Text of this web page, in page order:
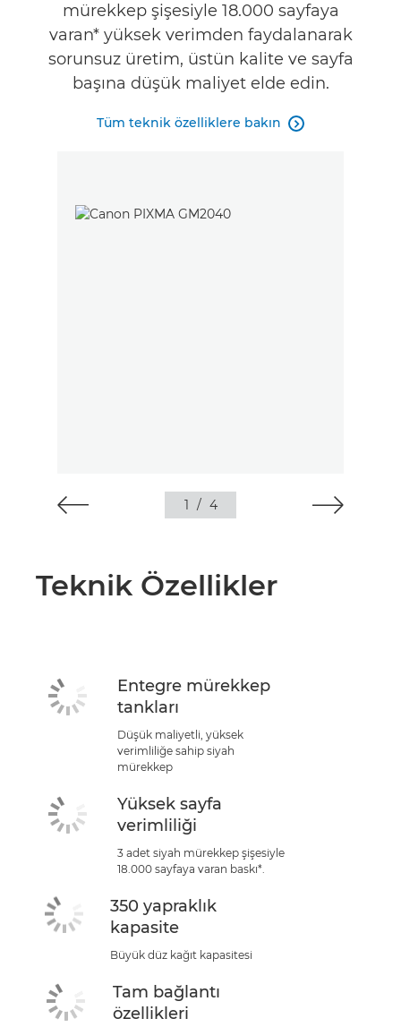
mürekkep şişesiyle 18.000 sayfaya
varan* yüksek verimden faydalanarak
sorunsuz üretim, üstün kalite ve sayfa
başına düşük maliyet elde edin.
Tüm teknik özelliklere bakın 
1 / 4
Teknik Özellikler
Entegre mürekkep
tankları
Düşük maliyetli, yüksek
verimliliğe sahip siyah
mürekkep
Yüksek sayfa
verimliliği
3 adet siyah mürekkep şişesiyle
18.000 sayfaya varan baskı*.
350 yapraklık
kapasite
Büyük düz kağıt kapasitesi
Tam bağlantı
özellikleri